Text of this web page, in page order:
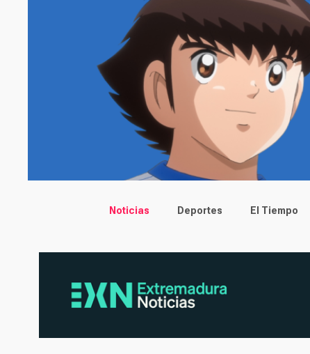
Main menu
Noticias Deportes El Tiempo